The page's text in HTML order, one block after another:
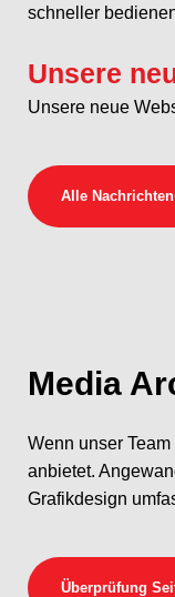
schneller
Unsere
Unsere neue
Alle Nachrichten
Media
Wenn unser
anbietet.
Grafikdesign
Überprüfung